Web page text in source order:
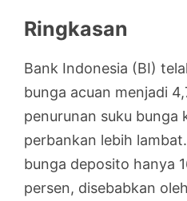
Ringkasan
Bank Indonesia (BI)
bunga acuan menjadi
penurunan suku bunga
perbankan lebih
bunga deposito hanya
persen, disebabkan oleh